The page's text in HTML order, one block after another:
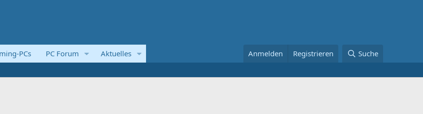
PCs PC Forum Aktuelles Anmelden Registrieren Suche